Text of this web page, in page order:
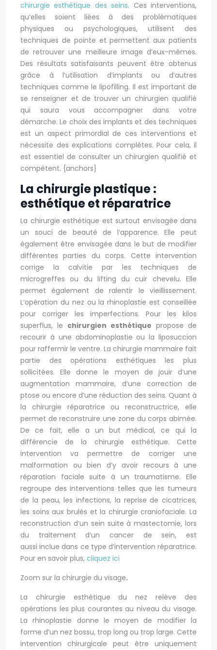
chirurgie esthétique des seins. Ces interventions,
qu’elles soient liées à des problématiques
physiques ou psychologiques, utilisent des
techniques de pointe et permettent aux patients
de retrouver une meilleure image d’eux-mêmes.
Des résultats satisfaisants peuvent être obtenus
grâce à l’utilisation d’implants ou d’autres
techniques comme le lipofilling. Il est important de
se renseigner et de trouver un chirurgien qualifié
qui saura vous accompagner dans votre
démarche. Le choix des implants et des techniques
est un aspect primordial de ces interventions et
nécessite des explications complètes. Pour cela, il
est essentiel de consulter un chirurgien qualifié et
compétent. {anchors}
La chirurgie plastique :
esthétique et réparatrice
La chirurgie esthétique est surtout envisagée dans
un souci de beauté de l’apparence. Elle peut
également être envisagée dans le but de modifier
différentes parties du corps. Cette intervention
corrige la calvitie par les techniques de
microgreffes ou du lifting du cuir chevelu. Elle
permet également de ralentir le vieillissement.
L’opération du nez ou la rhinoplastie est conseillée
pour corriger les imperfections. Pour les kilos
superflus, le chirurgien esthétique propose de
recourir à une abdominoplastie ou la liposuccion
pour raffermir le ventre. La chirurgie mammaire fait
partie des opérations esthétiques les plus
sollicitées. Elle donne le moyen de jouir d’une
augmentation mammaire, d’une correction de
ptose ou encore d’une réduction des seins. Quant à
la chirurgie réparatrice ou reconstructrice, elle
permet de reconstruire une zone du corps abimée.
De ce fait, elle a un but médical, ce qui la
différencie de la chirurgie esthétique. Cette
intervention va permettre de corriger une
malformation ou bien d’y avoir recours à une
réparation faciale suite à un traumatisme. Elle
regroupe des interventions telles que les tumeurs
de la peau, les infections, la reprise de cicatrices,
les soins aux brulés et la chirurgie craniofaciale. La
reconstruction d’un sein suite à mastectomie, lors
du traitement d’un cancer de sein, est
aussi inclue dans ce type d’intervention réparatrice.
Pour en savoir plus, cliquez ici
Zoom sur la chirurgie du visage.
La chirurgie esthétique du nez relève des
opérations les plus courantes au niveau du visage.
La rhinoplastie donne le moyen de modifier la
forme d’un nez bossu, trop long ou trop large. Cette
intervention chirurgicale peut être uniquement